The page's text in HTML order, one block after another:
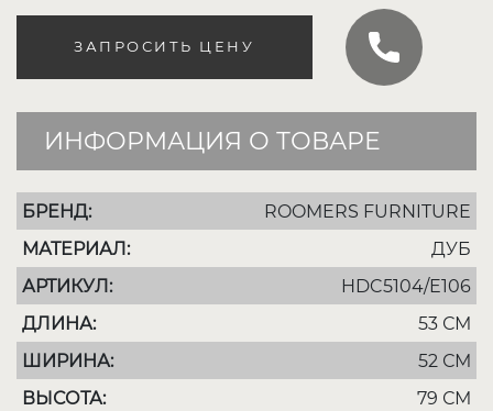
ЗАПРОСИТЬ ЦЕНУ
ИНФОРМАЦИЯ О ТОВАРЕ
БРЕНД:
ROOMERS FURNITURE
МАТЕРИАЛ:
ДУБ
АРТИКУЛ:
HDC5104/E106
ДЛИНА:
53 СМ
ШИРИНА:
52 СМ
ВЫСОТА:
79 СМ